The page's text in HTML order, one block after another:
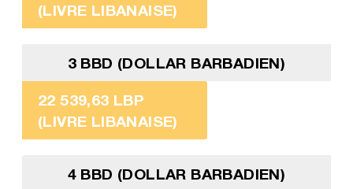
(LIVRE LIBANAISE)
3 BBD (DOLLAR BARBADIEN)
22 539,63 LBP
(LIVRE LIBANAISE)
4 BBD (DOLLAR BARBADIEN)